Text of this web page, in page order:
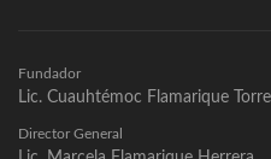
Fundador
Lic. Cuauhtémoc Flamarique
Director General